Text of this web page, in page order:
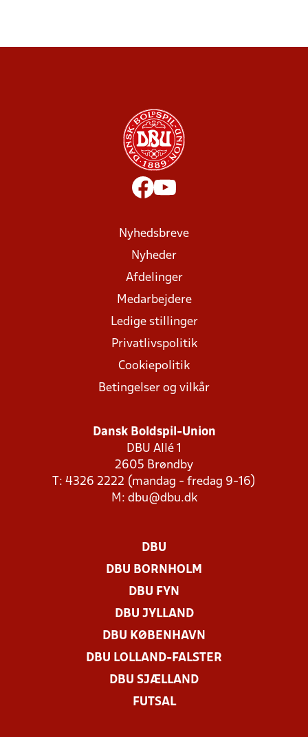
Nyhedsbreve
Nyheder
Afdelinger
Medarbejdere
Ledige stillinger
Privatlivspolitik
Cookiepolitik
Betingelser og vilkår
Dansk Boldspil-Union
DBU Allé 1
2605 Brøndby
T: 4326 2222 (mandag - fredag 9-16)
M: dbu@dbu.dk
DBU
DBU BORNHOLM
DBU FYN
DBU JYLLAND
DBU KØBENHAVN
DBU LOLLAND-FALSTER
DBU SJÆLLAND
FUTSAL